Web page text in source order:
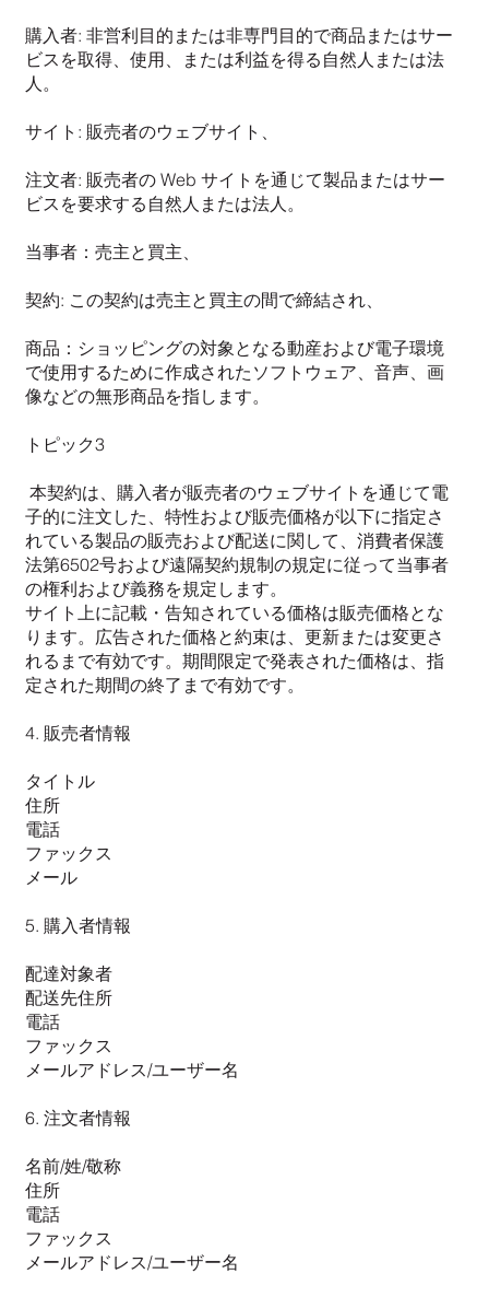
購入者: 非営利目的または非専門目的で商品またはサー
ビスを取得、使用、または利益を得る自然人または法
人。
サイト: 販売者のウェブサイト、
注文者: 販売者の Web サイトを通じて製品またはサー
ビスを要求する自然人または法人。
当事者：売主と買主、
契約: この契約は売主と買主の間で締結され、
商品：ショッピングの対象となる動産および電子環境
で使用するために作成されたソフトウェア、音声、画
像などの無形商品を指します。
トピック3
本契約は、購入者が販売者のウェブサイトを通じて電
子的に注文した、特性および販売価格が以下に指定さ
れている製品の販売および配送に関して、消費者保護
法第6502号および遠隔契約規制の規定に従って当事者
の権利および義務を規定します。
サイト上に記載・告知されている価格は販売価格とな
ります。広告された価格と約束は、更新または変更さ
れるまで有効です。期間限定で発表された価格は、指
定された期間の終了まで有効です。
4. 販売者情報
タイトル
住所
電話
ファックス
メール
5. 購入者情報
配達対象者
配送先住所
電話
ファックス
メールアドレス/ユーザー名
6. 注文者情報
名前/姓/敬称
住所
電話
ファックス
メールアドレス/ユーザー名